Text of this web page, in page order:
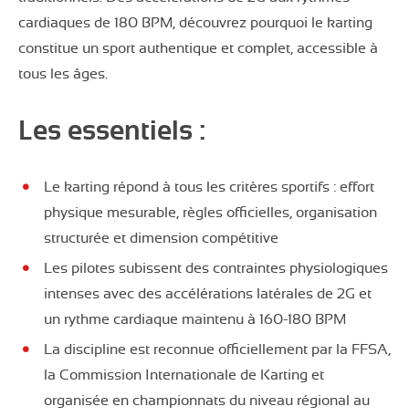
cardiaques de 180 BPM, découvrez pourquoi le karting
constitue un sport authentique et complet, accessible à
tous les âges.
Les essentiels :
Le karting répond à tous les critères sportifs : effort
physique mesurable, règles officielles, organisation
structurée et dimension compétitive
Les pilotes subissent des contraintes physiologiques
intenses avec des accélérations latérales de 2G et
un rythme cardiaque maintenu à 160-180 BPM
La discipline est reconnue officiellement par la FFSA,
la Commission Internationale de Karting et
organisée en championnats du niveau régional au